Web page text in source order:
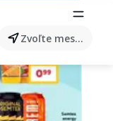
Zvoľte mesto